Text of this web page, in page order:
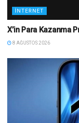
İNTERNET
X’in Para Kazanma
8 AĞUSTOS 2026